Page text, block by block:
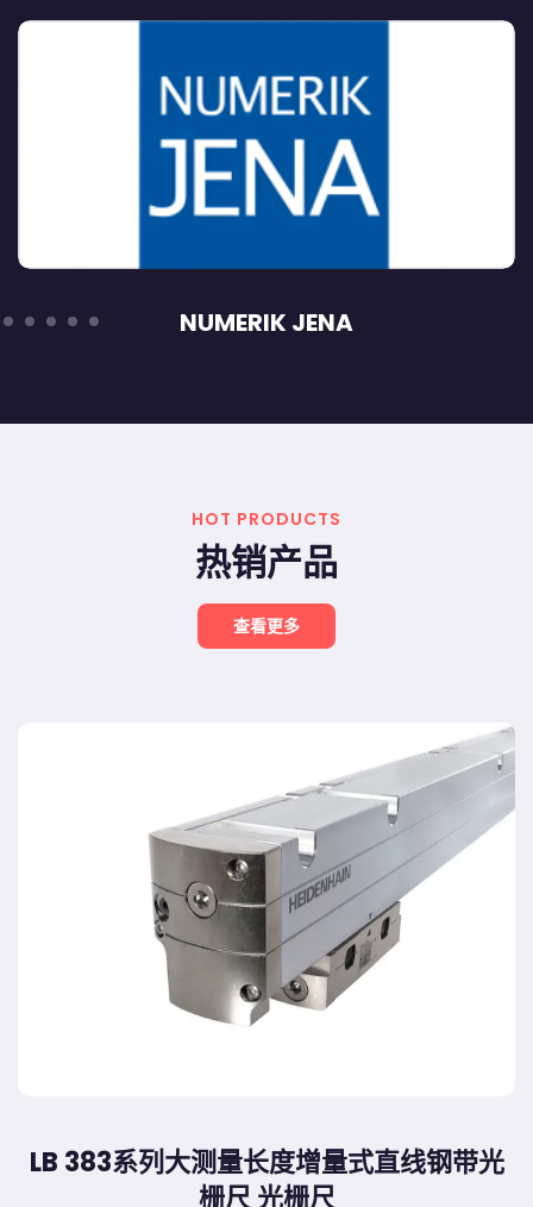
NUMERIK JENA
HOT PRODUCTS
热销产品
查看更多
LB 383系列大测量长度增量式直线钢带光
栅尺 光栅尺